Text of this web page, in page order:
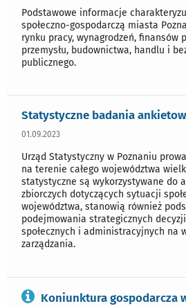
Podstawowe informacje
społeczno-gospodarczą miasta
rynku pracy, wynagrodzeń, finansów
przemysłu, budownictwa, handlu i
publicznego.
Statystyczne badania
01.09.2023
Urząd Statystyczny w Poznaniu
na terenie całego województwa
statystyczne są wykorzystywane do
zbiorczych dotyczących sytuacji
województwa, stanowią również
podejmowania strategicznych
społecznych i administracyjnych na
zarządzania.
Koniunktura gospodarcza